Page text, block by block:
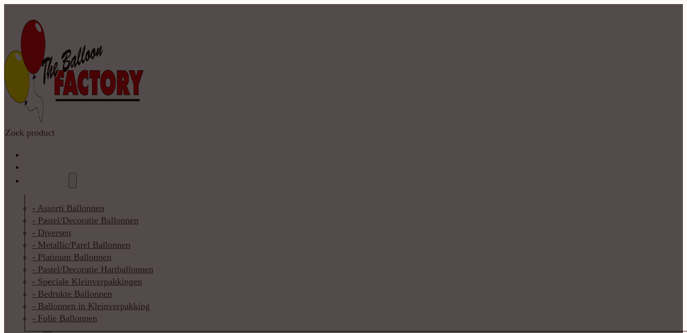
Zoeken
- Assorti Ballonnen
- Pastel/Decoratie Ballonnen
- Diversen
- Metallic/Parel Ballonnen
- Platinum Ballonnen
- Pastel/Decoratie Hartballonnen
- Speciale Kleinverpakkingen
- Bedrukte Ballonnen
- Ballonnen in Kleinverpakking
- Folie Ballonnen